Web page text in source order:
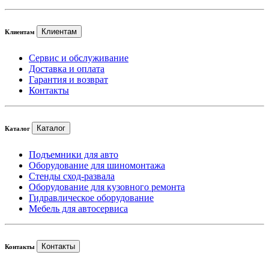
Клиентам Клиентам
Сервис и обслуживание
Доставка и оплата
Гарантия и возврат
Контакты
Каталог Каталог
Подъемники для авто
Оборудование для шиномонтажа
Стенды сход-развала
Оборудование для кузовного ремонта
Гидравлическое оборудование
Мебель для автосервиса
Контакты Контакты